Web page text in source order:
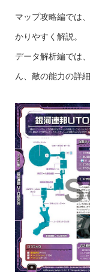
マップ攻略編では
かりやすく解説。
データ解析編では
ん、敵の能力の詳